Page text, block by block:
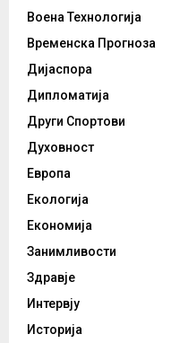
Воена Технологија
Временска Прогноза
Дијаспора
Дипломатија
Други Спортови
Духовност
Европа
Екологија
Економија
Занимливости
Здравје
Интервју
Историја